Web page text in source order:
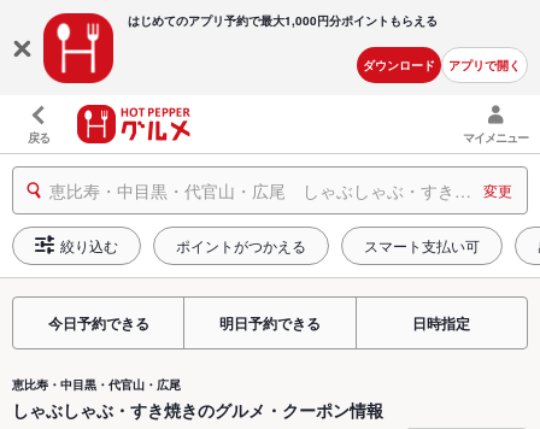
はじめてのアプリ予約で最大1,000円分ポイントもらえる
ダウンロード アプリで開く
戻る マイメニュー
恵比寿・中目黒・代官山・広尾 しゃぶしゃぶ・すき焼き 変更
絞り込む ポイントがつかえる スマート支払い可
今日予約できる 明日予約できる 日時指定
恵比寿・中目黒・代官山・広尾
しゃぶしゃぶ・すき焼きのグルメ・クーポン情報